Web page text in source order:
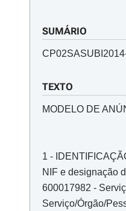
SUMÁRIO
TEXTO
MODELO DE
1 -
NIF e designação
600017982 -
Serviço/Órgão/